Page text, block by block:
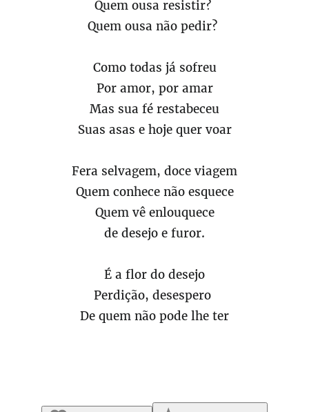
Quem ousa resistir?
Quem ousa não pedir?
Como todas já sofreu
Por amor, por amar
Mas sua fé restabeceu
Suas asas e hoje quer voar
Fera selvagem, doce viagem
Quem conhece não esquece
Quem vê enlouquece
de desejo e furor.
É a flor do desejo
Perdição, desespero
De quem não pode lhe ter